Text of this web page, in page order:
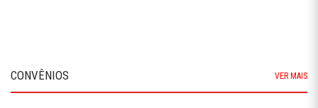
CONVÊNIOS VER MAIS